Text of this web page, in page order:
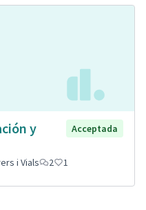
y
Acceptada
i Vials 2 1